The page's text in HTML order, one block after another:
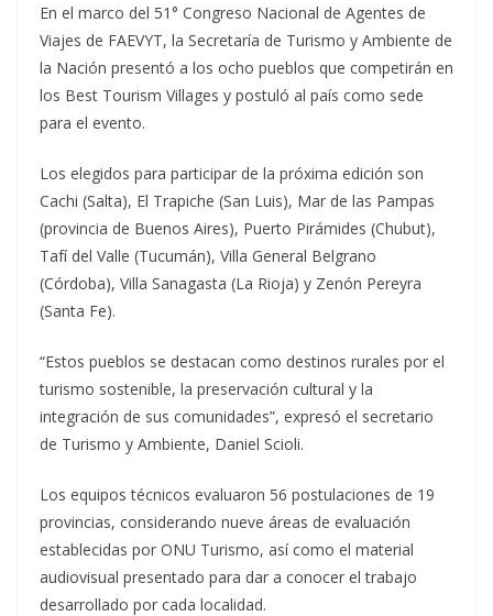
En el marco del 51° Congreso Nacional de Agentes de
Viajes de FAEVYT, la Secretaría de Turismo y Ambiente de
la Nación presentó a los ocho pueblos que competirán en
los Best Tourism Villages y postuló al país como sede
para el evento.
Los elegidos para participar de la próxima edición son
Cachi (Salta), El Trapiche (San Luis), Mar de las Pampas
(provincia de Buenos Aires), Puerto Pirámides (Chubut),
Tafí del Valle (Tucumán), Villa General Belgrano
(Córdoba), Villa Sanagasta (La Rioja) y Zenón Pereyra
(Santa Fe).
“Estos pueblos se destacan como destinos rurales por el
turismo sostenible, la preservación cultural y la
integración de sus comunidades”, expresó el secretario
de Turismo y Ambiente, Daniel Scioli.
Los equipos técnicos evaluaron 56 postulaciones de 19
provincias, considerando nueve áreas de evaluación
establecidas por ONU Turismo, así como el material
audiovisual presentado para dar a conocer el trabajo
desarrollado por cada localidad.